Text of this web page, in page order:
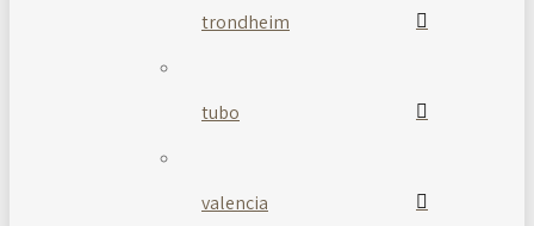
trondheim
tubo
valencia